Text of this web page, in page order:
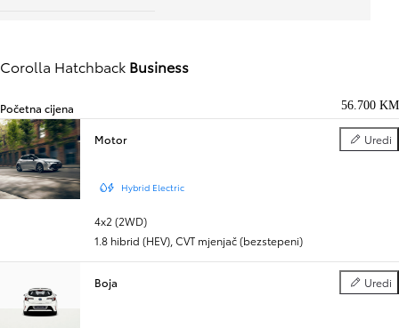
Corolla Hatchback Business
Početna cijena 56.700 KM
Motor Uredi
Motor
Hybrid Electric
4x2 (2WD)
1.8 hibrid (HEV), CVT mjenjač (bezstepeni)
Boja Uredi
Boja